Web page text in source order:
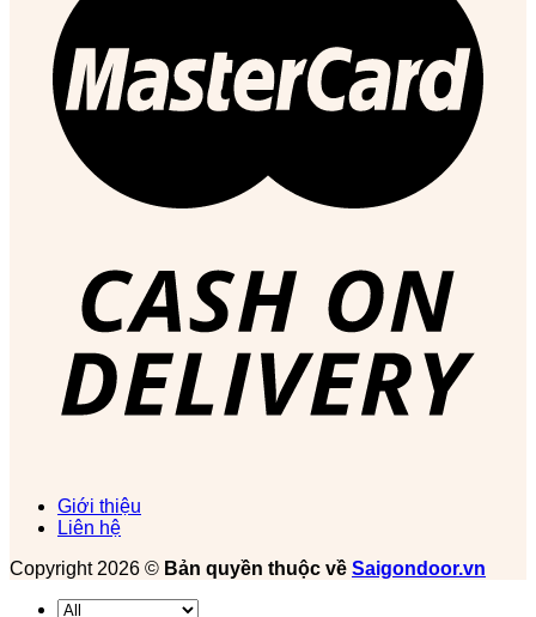
Giới thiệu
Liên hệ
Copyright 2026 © Bản quyền thuộc về Saigondoor.vn